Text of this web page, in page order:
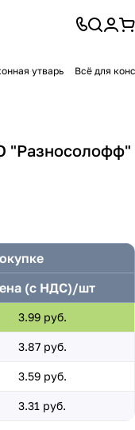
утварь Всё для
"Разносолофф"
(с НДС)/шт
3.99 руб.
3.87 руб.
3.59 руб.
3.31 руб.